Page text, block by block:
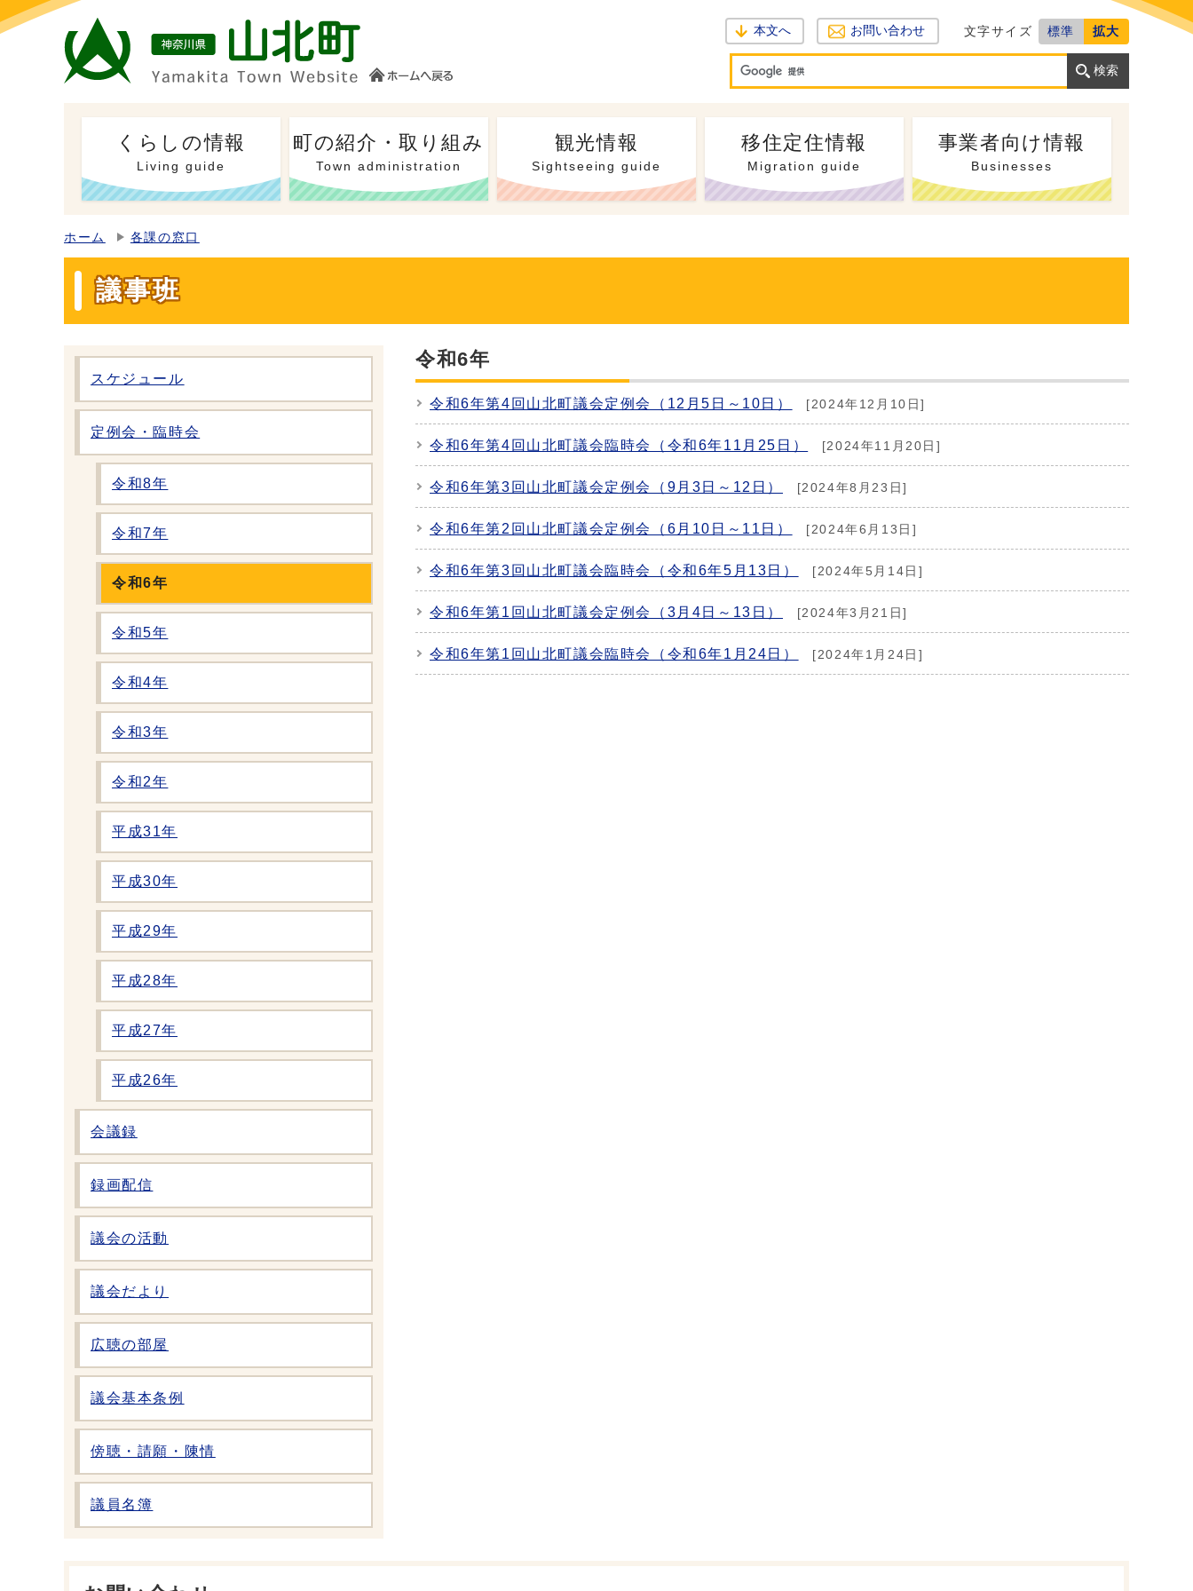
本文へ お問い合わせ 文字サイズ 標準 拡大
くらしの情報
Living guide
町の紹介・取り組み
Town administration
観光情報
Sightseeing guide
移住定住情報
Migration guide
事業者向け情報
Businesses
ホーム 各課の窓口
議事班
スケジュール
定例会・臨時会
令和8年
令和7年
令和6年
令和5年
令和4年
令和3年
令和2年
平成31年
平成30年
平成29年
平成28年
平成27年
平成26年
会議録
録画配信
議会の活動
議会だより
広聴の部屋
議会基本条例
傍聴・請願・陳情
議員名簿
令和6年
令和6年第4回山北町議会定例会（12月5日～10日） [2024年12月10日]
令和6年第4回山北町議会臨時会（令和6年11月25日） [2024年11月20日]
令和6年第3回山北町議会定例会（9月3日～12日） [2024年8月23日]
令和6年第2回山北町議会定例会（6月10日～11日） [2024年6月13日]
令和6年第3回山北町議会臨時会（令和6年5月13日） [2024年5月14日]
令和6年第1回山北町議会定例会（3月4日～13日） [2024年3月21日]
令和6年第1回山北町議会臨時会（令和6年1月24日） [2024年1月24日]